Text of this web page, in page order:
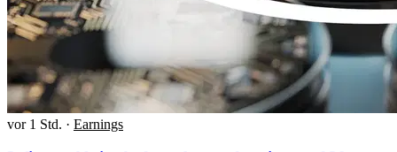
vor 1 Std. · Earnings